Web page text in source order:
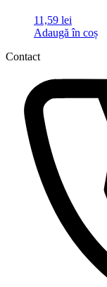
11,59 lei
Adaugă în coș
Contact